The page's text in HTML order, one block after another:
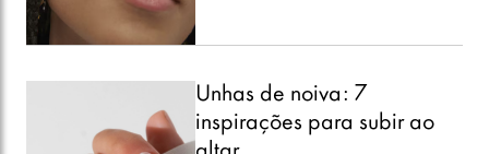
Unhas de noiva: 7
inspirações para subir ao